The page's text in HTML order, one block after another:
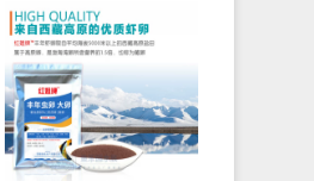
饲料颗粒增-锦鲤饲料(海
豚宠物用品专营店仅售
35.9元)